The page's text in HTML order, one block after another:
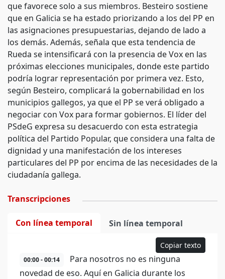
que favorece solo a sus miembros. Besteiro sostiene
que en Galicia se ha estado priorizando a los del PP en
las asignaciones presupuestarias, dejando de lado a
los demás. Además, señala que esta tendencia de
Rueda se intensificará con la presencia de Vox en las
próximas elecciones municipales, donde este partido
podría lograr representación por primera vez. Esto,
según Besteiro, complicará la gobernabilidad en los
municipios gallegos, ya que el PP se verá obligado a
negociar con Vox para formar gobiernos. El líder del
PSdeG expresa su desacuerdo con esta estrategia
política del Partido Popular, que considera una falta de
dignidad y una manifestación de los intereses
particulares del PP por encima de las necesidades de la
ciudadanía gallega.
Transcripciones
Con línea temporal Sin línea temporal
Copiar texto
00:00 - 00:14
Para nosotros no es ninguna
novedad de eso. Aquí en Galicia durante los